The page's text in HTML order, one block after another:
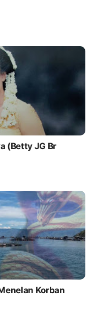
(Betty JG Br
Korban